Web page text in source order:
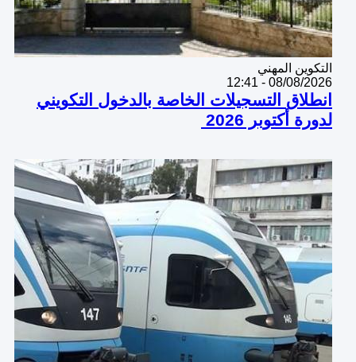
Catégorie
التكوين المهني
08/08/2026 - 12:41
انطلاق التسجيلات الخاصة بالدخول التكويني
لدورة أكتوبر 2026